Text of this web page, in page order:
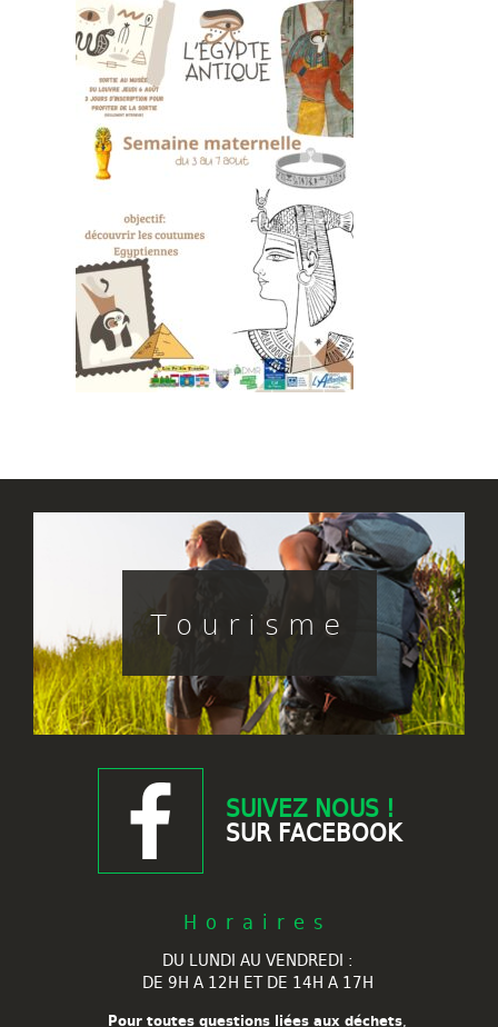
Tourisme
SUIVEZ NOUS !
SUR FACEBOOK
Horaires
DU LUNDI AU VENDREDI :
DE 9H A 12H ET DE 14H A 17H
Pour toutes questions liées aux déchets,